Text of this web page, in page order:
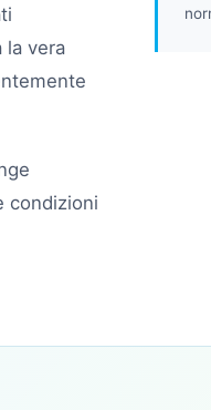
la vera
condizioni